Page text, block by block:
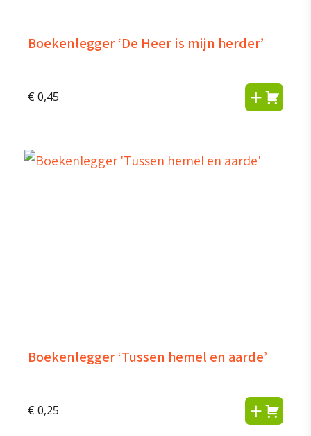
Boekenlegger ‘De Heer is mijn herder’
€ 0,45
Boekenlegger ‘Tussen hemel en aarde’
€ 0,25